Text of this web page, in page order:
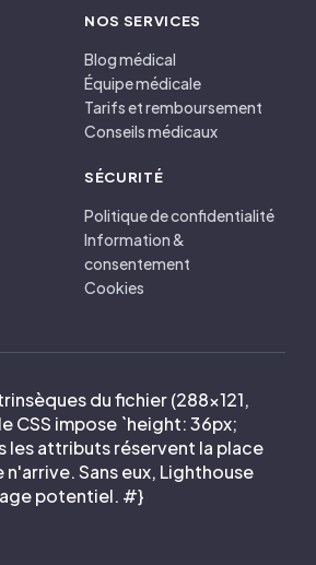
NOS SERVICES
Blog médical
Équipe médicale
Tarifs et remboursement
Conseils médicaux
SÉCURITÉ
Politique de confidentialité
Information &
consentement
Cookies
du fichier (288×121,
CSS impose `height: 36px;
les attributs réservent la place
Sans eux, Lighthouse
potentiel. #}